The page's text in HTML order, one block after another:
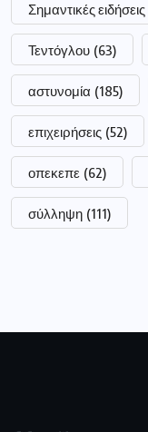
Σημαντικές ειδήσεις
Τεντόγλου (63)
αστυνομία (185)
επιχειρήσεις (52)
οπεκεπε (62)
σύλληψη (111)